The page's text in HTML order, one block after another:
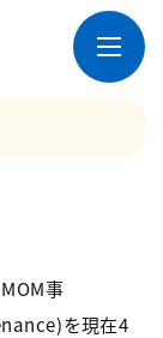
事
を現在4